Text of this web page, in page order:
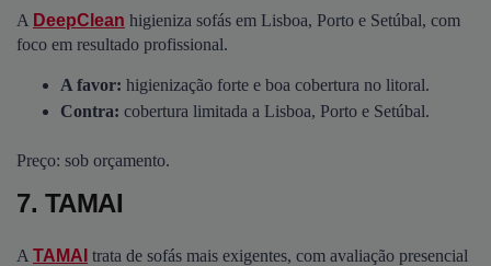
A DeepClean higieniza sofás em Lisboa, Porto e Setúbal, com
foco em resultado profissional.
A favor: higienização forte e boa cobertura no litoral.
Contra: cobertura limitada a Lisboa, Porto e Setúbal.
Preço: sob orçamento.
7. TAMAI
A TAMAI trata de sofás mais exigentes, com avaliação presencial